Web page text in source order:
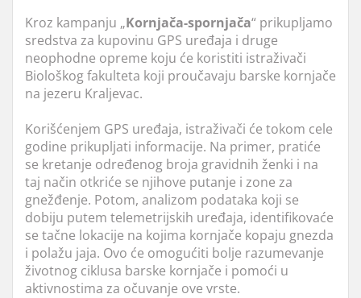
Kroz kampanju „Kornjača-spornjača“ prikupljamo
sredstva za kupovinu GPS uređaja i druge
neophodne opreme koju će koristiti istraživači
Biološkog fakulteta koji proučavaju barske kornjače
na jezeru Kraljevac.
Korišćenjem GPS uređaja, istraživači će tokom cele
godine prikupljati informacije. Na primer, pratiće
se kretanje određenog broja gravidnih ženki i na
taj način otkriće se njihove putanje i zone za
gnežđenje. Potom, analizom podataka koji se
dobiju putem telemetrijskih uređaja, identifikovaće
se tačne lokacije na kojima kornjače kopaju gnezda
i polažu jaja. Ovo će omogućiti bolje razumevanje
životnog ciklusa barske kornjače i pomoći u
aktivnostima za očuvanje ove vrste.